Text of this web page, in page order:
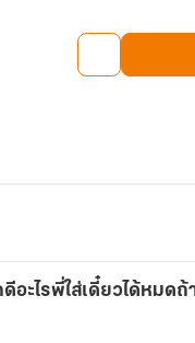
อะไรพี่ใส่เดี๋ยวได้หมดถ้